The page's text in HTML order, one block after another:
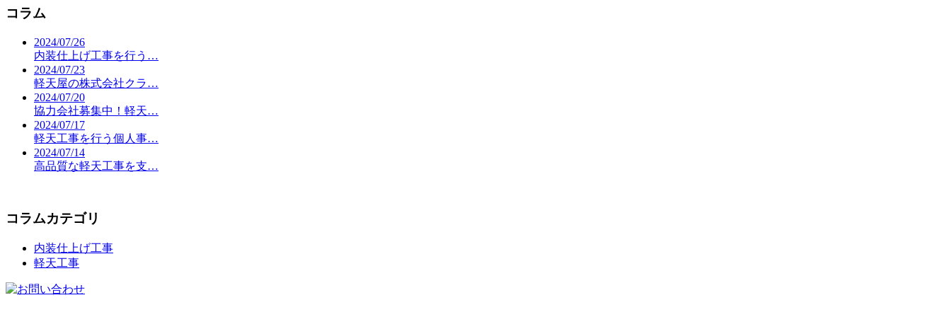
コラム
2024/07/26
内装仕上げ工事を行う…
2024/07/23
軽天屋の株式会社クラ…
2024/07/20
協力会社募集中！軽天…
2024/07/17
軽天工事を行う個人事…
2024/07/14
高品質な軽天工事を支…
コラムカテゴリ
内装仕上げ工事
軽天工事